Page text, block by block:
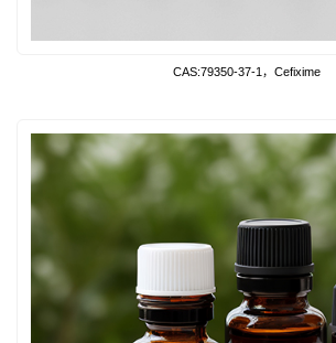
CAS:79350-37-1，Cefixime